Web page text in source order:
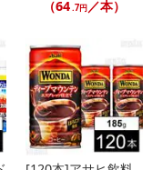
（64.7円／本）